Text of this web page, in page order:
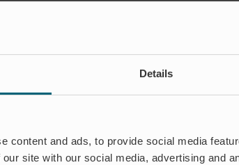
Details
content and ads, to provide social media
site with our social media, advertising and
finner tillfredställelse att göra något nytt
som kommer vara lätt för ”gubbarna” att
slag och finns inte att hitta i någon
och ritningar tas fram. Ritningarna som våra
anslutningspunkter eller avvikelser i den
vi lämnar ifrån oss ska alltså inte
för entreprenör vid installation.
”Jag tycker det är viktigt att ge